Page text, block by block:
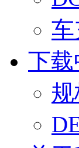
下